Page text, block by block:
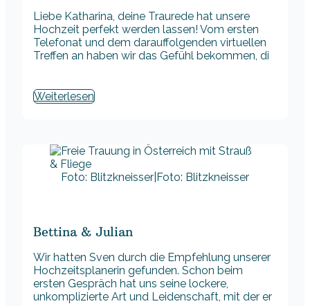
Liebe Katharina, deine Traurede hat unsere
Hochzeit perfekt werden lassen! Vom ersten
Telefonat und dem darauffolgenden virtuellen
Treffen an haben wir das Gefühl bekommen, di
Weiterlesen
Foto: Blitzkneisser|Foto: Blitzkneisser
Bettina & Julian
Wir hatten Sven durch die Empfehlung unserer
Hochzeitsplanerin gefunden. Schon beim
ersten Gespräch hat uns seine lockere,
unkomplizierte Art und Leidenschaft, mit der er